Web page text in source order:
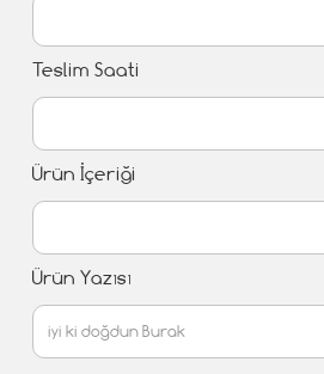
Teslim Saati
Ürün İçeriği
Ürün Yazısı